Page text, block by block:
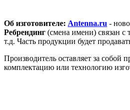
Об изготовителе: Antenna.ru -
Ребрендинг (смена имени) связан с
т.д. Часть продукции будет
Производитель оставляет за собой
комплектацию или технологию